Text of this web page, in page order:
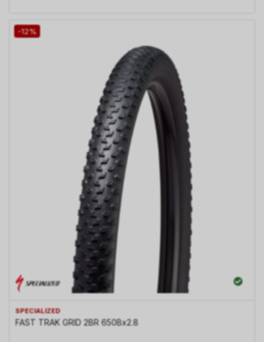
-12%
SPECIALIZED
FAST TRAK GRID 2BR 650Bx2.8